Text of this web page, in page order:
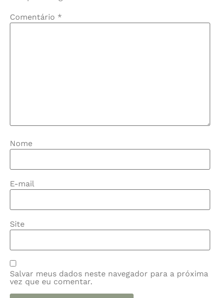
Comentário *
Nome
E-mail
Site
Salvar meus dados neste navegador para a próxima
vez que eu comentar.